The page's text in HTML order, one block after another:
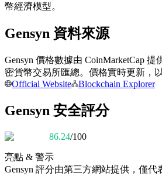
成為跟單交易員
坐享盈利分成和跟單分傭
幣經濟模型。
Gensyn 資料來源
Gensyn 價格數據由 CoinMarketCap
密貨幣交易所匯總。價格實時更新，
Official Website
Blockchain Explorer
Gensyn 安全評分
86.24/100
亮點 & 警示
Gensyn 評分由第三方網站提供，僅代